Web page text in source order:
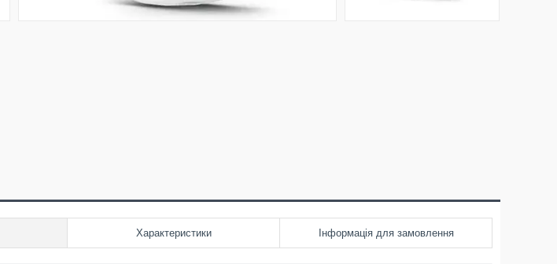
Характеристики Інформація для замовлення